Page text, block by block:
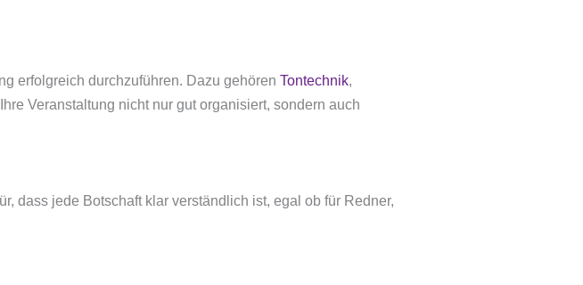
erfolgreich durchzuführen. Dazu gehören Tontechnik,
Veranstaltung nicht nur gut organisiert, sondern auch
dass jede Botschaft klar verständlich ist, egal ob für Redner,